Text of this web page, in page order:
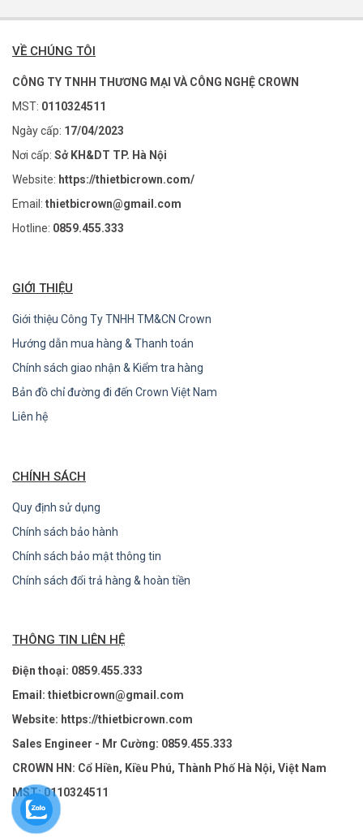
VỀ CHÚNG TÔI
CÔNG TY TNHH THƯƠNG MẠI VÀ CÔNG NGHỆ CROWN
MST: 0110324511
Ngày cấp: 17/04/2023
Nơi cấp: Sở KH&DT TP. Hà Nội
Website: https://thietbicrown.com/
Email: thietbicrown@gmail.com
Hotline: 0859.455.333
GIỚI THIỆU
Giới thiệu Công Ty TNHH TM&CN Crown
Hướng dẫn mua hàng & Thanh toán
Chính sách giao nhận & Kiểm tra hàng
Bản đồ chỉ đường đi đến Crown Việt Nam
Liên hệ
CHÍNH SÁCH
Quy định sử dụng
Chính sách bảo hành
Chính sách bảo mật thông tin
Chính sách đổi trả hàng & hoàn tiền
THÔNG TIN LIÊN HỆ
Điện thoại: 0859.455.333
Email: thietbicrown@gmail.com
Website: https://thietbicrown.com
Sales Engineer - Mr Cường: 0859.455.333
CROWN HN: Cổ Hiền, Kiều Phú, Thành Phố Hà Nội, Việt Nam
MST: 0110324511